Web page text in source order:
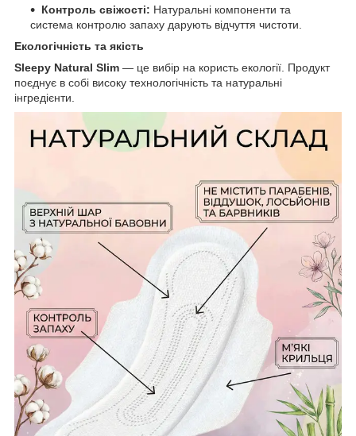
Контроль свіжості: Натуральні компоненти та
система контролю запаху дарують відчуття чистоти.
Екологічність та якість
Sleepy Natural Slim — це вибір на користь екології. Продукт
поєднує в собі високу технологічність та натуральні
інгредієнти.